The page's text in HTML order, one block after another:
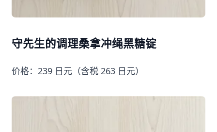
守先生的调理桑拿冲绳黑糖锭
价格：239 日元（含税 263 日元）